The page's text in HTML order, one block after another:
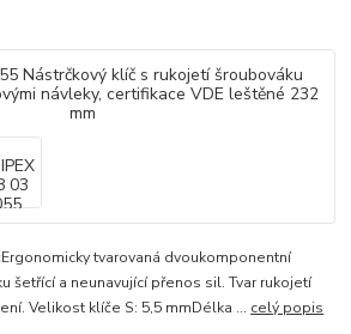
tvarovaná dvoukomponentní
šetřící a neunavující přenos sil. Tvar rukojetí
Velikost klíče S: 5,5 mmDélka ... celý popis